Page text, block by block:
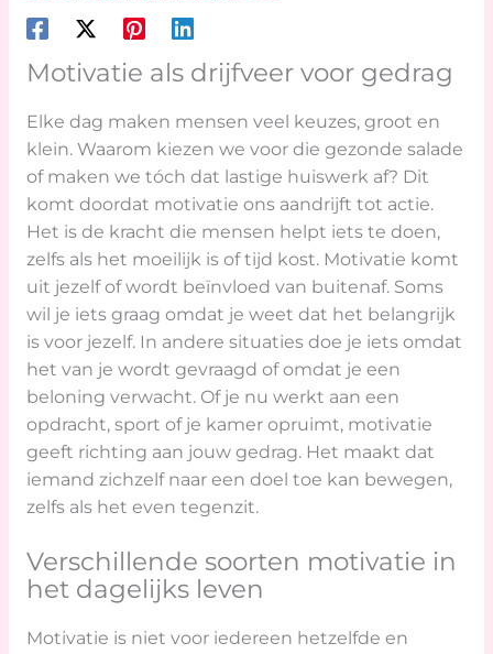
Motivatie als drijfveer voor gedrag
Elke dag maken mensen veel keuzes, groot en
klein. Waarom kiezen we voor die gezonde salade
of maken we tóch dat lastige huiswerk af? Dit
komt doordat motivatie ons aandrijft tot actie.
Het is de kracht die mensen helpt iets te doen,
zelfs als het moeilijk is of tijd kost. Motivatie komt
uit jezelf of wordt beïnvloed van buitenaf. Soms
wil je iets graag omdat je weet dat het belangrijk
is voor jezelf. In andere situaties doe je iets omdat
het van je wordt gevraagd of omdat je een
beloning verwacht. Of je nu werkt aan een
opdracht, sport of je kamer opruimt, motivatie
geeft richting aan jouw gedrag. Het maakt dat
iemand zichzelf naar een doel toe kan bewegen,
zelfs als het even tegenzit.
Verschillende soorten motivatie in
het dagelijks leven
Motivatie is niet voor iedereen hetzelfde en